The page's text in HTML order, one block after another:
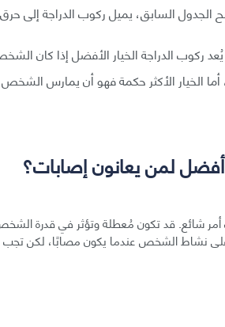
السابق، يميل ركوب الدراجة إلى حرق
ركوب الدراجة الخيار الأفضل إذا كان
أما الخيار الأكثر حكمة فهو أن يمارس
أفضل لمن يعانون إصابات؟
أمر شائع. قد تكون مُعطلة وتؤثر في قدرة
نشاط الشخص عندما يكون مصابًا، لكن تجب